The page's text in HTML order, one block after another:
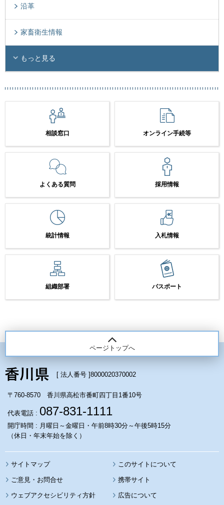
沿革
家畜衛生情報
もっと見る
相談窓口 オンライン手続等
よくある質問 採用情報
統計情報 入札情報
組織部署 パスポート
ページトップへ
[ 法人番号 ]8000020370002
〒760-8570 香川県高松市番町四丁目1番10号
代表電話 : 087-831-1111
開庁時間 : 月曜日～金曜日・午前8時30分～午後5時15分
（休日・年末年始を除く）
サイトマップ このサイトについて
携帯サイト
ウェブアクセシビリティ方針 広告について